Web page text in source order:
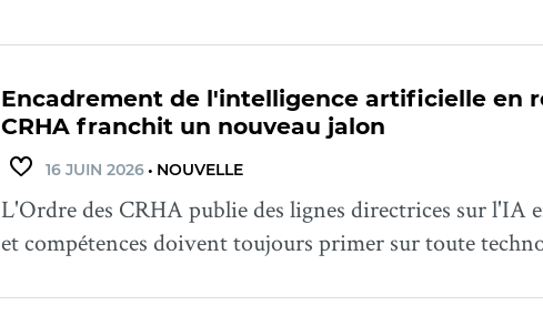
Encadrement de l'intelligence artificielle en
CRHA franchit un nouveau jalon
16 JUIN 2026• NOUVELLE
L'Ordre des CRHA publie des lignes directrices sur l'IA
et compétences doivent toujours primer sur toute